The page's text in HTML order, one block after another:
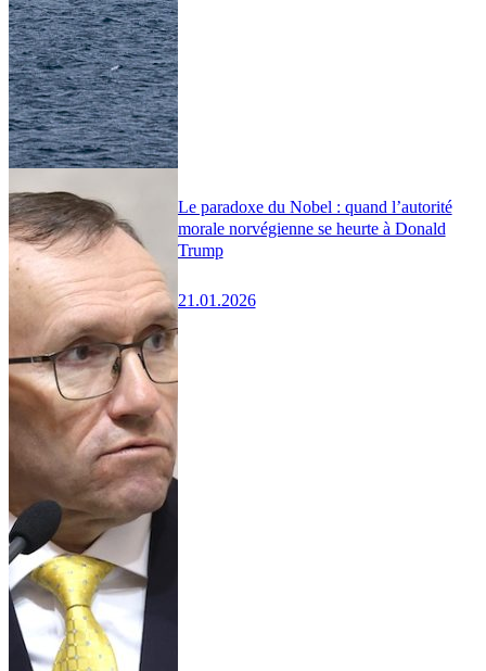
Le paradoxe du Nobel : quand l’autorité
morale norvégienne se heurte à Donald
Trump
21.01.2026